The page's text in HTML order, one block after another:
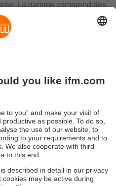
La gamme comprend des
en armoire électrique ou une
commandent l'échange de
et communiquent via le
fabrication et de processus
se sont établis en tant
une position conforme
comme codeurs monotour
CAN ou Profibus.
Protection des données
Responsible Disclosure